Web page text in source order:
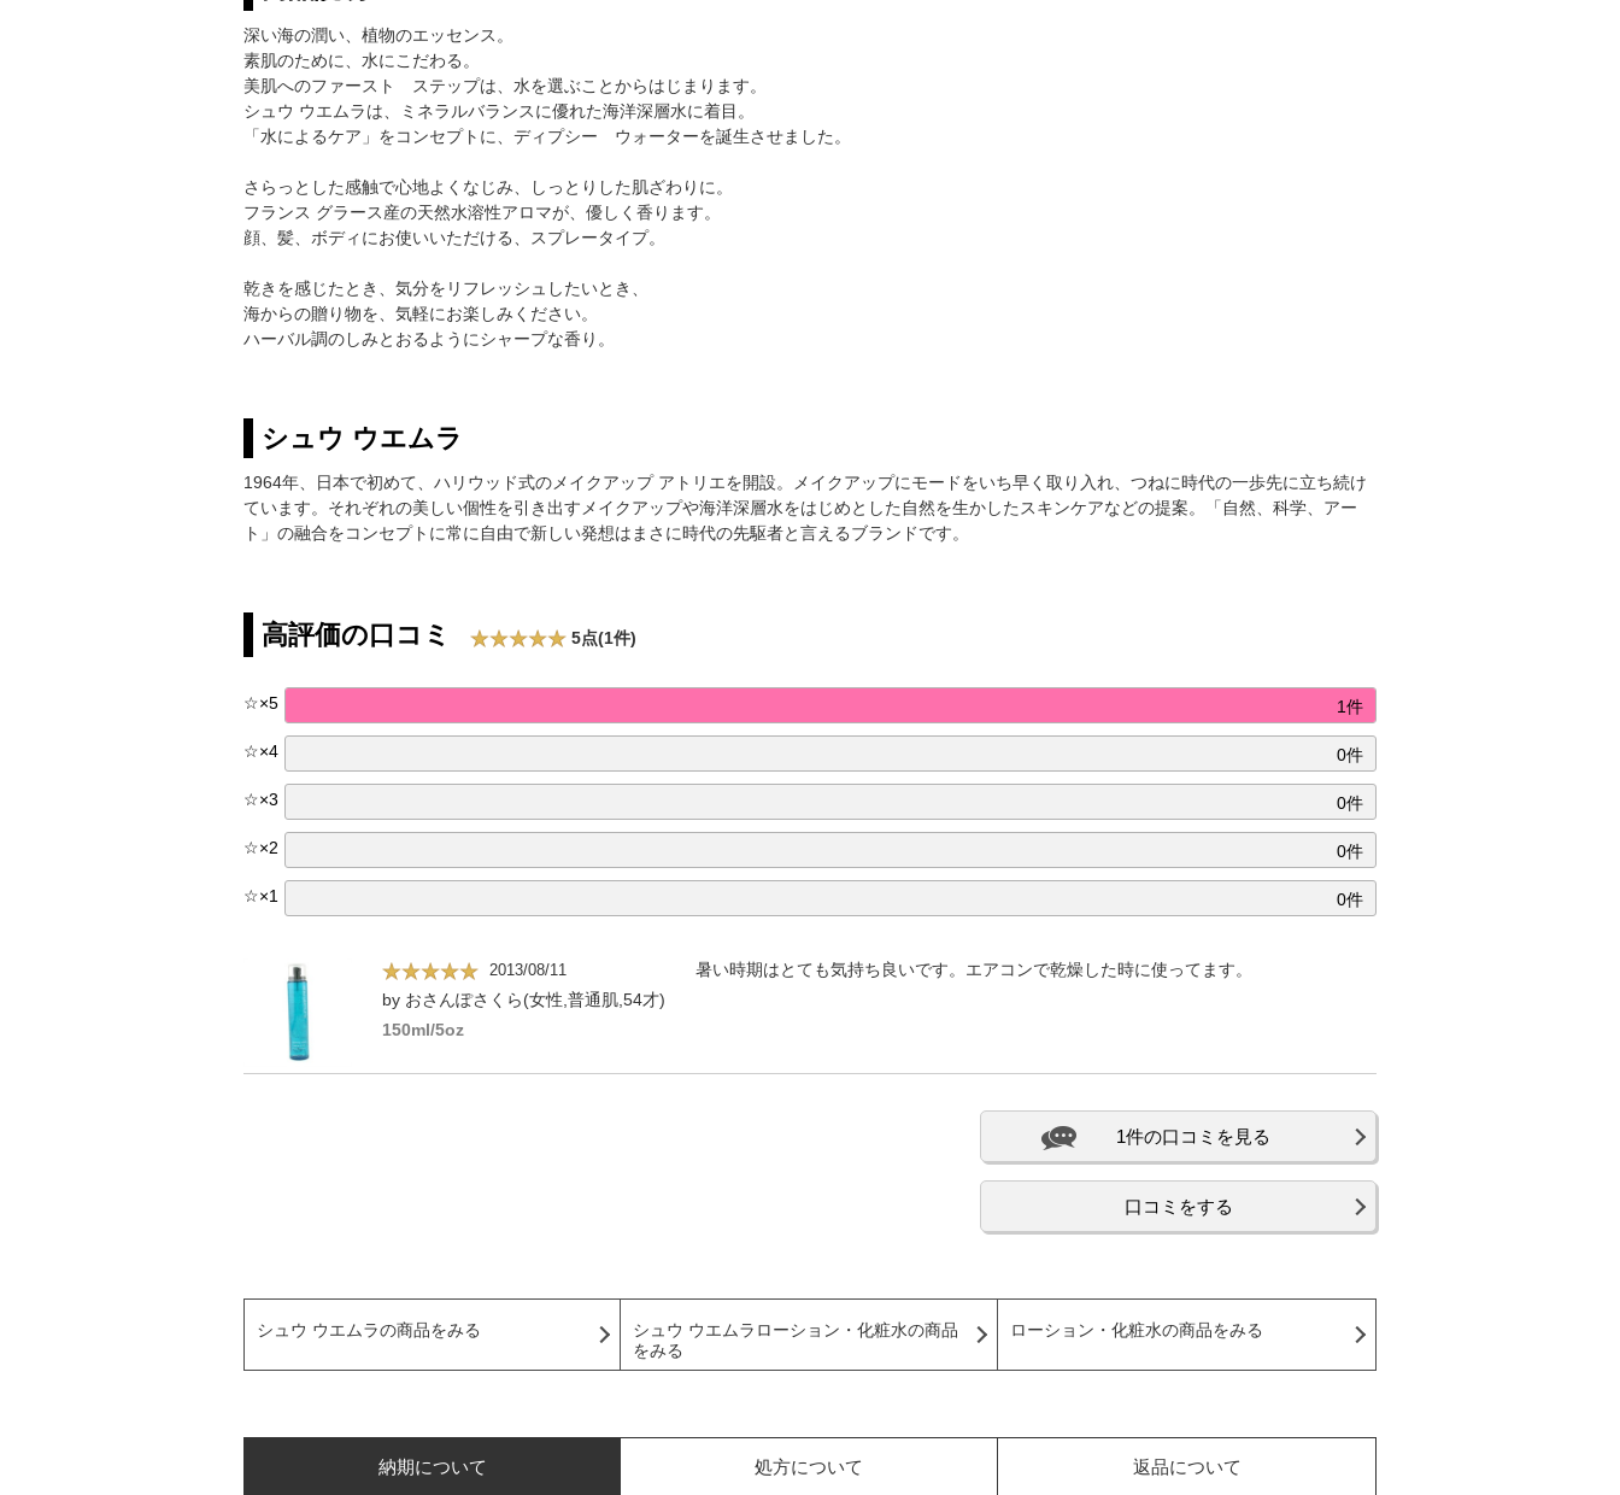
深い海の潤い、植物のエッセンス。
素肌のために、水にこだわる。
美肌へのファースト ステップは、水を選ぶことからはじまります。
シュウ ウエムラは、ミネラルバランスに優れた海洋深層水に着目。
「水によるケア」をコンセプトに、ディプシー ウォーターを誕生させました。
さらっとした感触で心地よくなじみ、しっとりした肌ざわりに。
フランス グラース産の天然水溶性アロマが、優しく香ります。
顔、髪、ボディにお使いいただける、スプレータイプ。
乾きを感じたとき、気分をリフレッシュしたいとき、
海からの贈り物を、気軽にお楽しみください。
ハーバル調のしみとおるようにシャープな香り。
シュウ ウエムラ
1964年、日本で初めて、ハリウッド式のメイクアップ アトリエを開設。メイクアップにモードをいち早く取り入れ、つねに時代の一歩先に立ち続け
ています。それぞれの美しい個性を引き出すメイクアップや海洋深層水をはじめとした自然を生かしたスキンケアなどの提案。「自然、科学、アー
ト」の融合をコンセプトに常に自由で新しい発想はまさに時代の先駆者と言えるブランドです。
高評価の口コミ 5点(1件)
☆×5 1件
☆×4 0件
☆×3 0件
☆×2 0件
☆×1 0件
2013/08/11
by おさんぽさくら(女性,普通肌,54才)
150ml/5oz
暑い時期はとても気持ち良いです。エアコンで乾燥した時に使ってます。
1件の口コミを見る
口コミをする
シュウ ウエムラの商品をみる
シュウ ウエムラローション・化粧水の商品
をみる
ローション・化粧水の商品をみる
納期について 処方について 返品について